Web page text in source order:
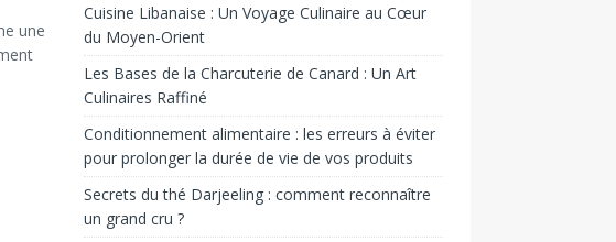
une
Cuisine Libanaise : Un Voyage Culinaire au Cœur
du Moyen-Orient
Les Bases de la Charcuterie de Canard : Un Art
Culinaires Raffiné
Conditionnement alimentaire : les erreurs à éviter
pour prolonger la durée de vie de vos produits
Secrets du thé Darjeeling : comment reconnaître
un grand cru ?